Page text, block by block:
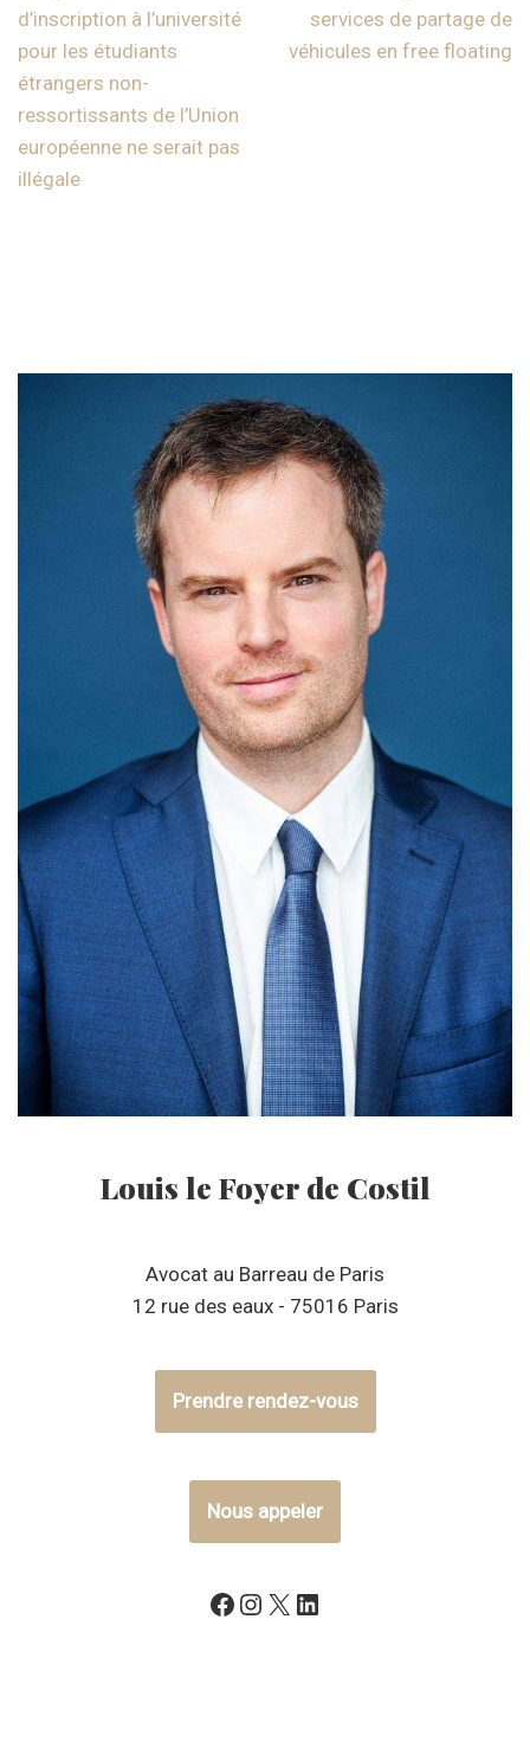
d’inscription à l’université
pour les étudiants
étrangers non-
ressortissants de l’Union
européenne ne serait pas
illégale
services de partage de
véhicules en free floating
Louis le Foyer de Costil
Avocat au Barreau de Paris
12 rue des eaux - 75016 Paris
Prendre rendez-vous
Nous appeler